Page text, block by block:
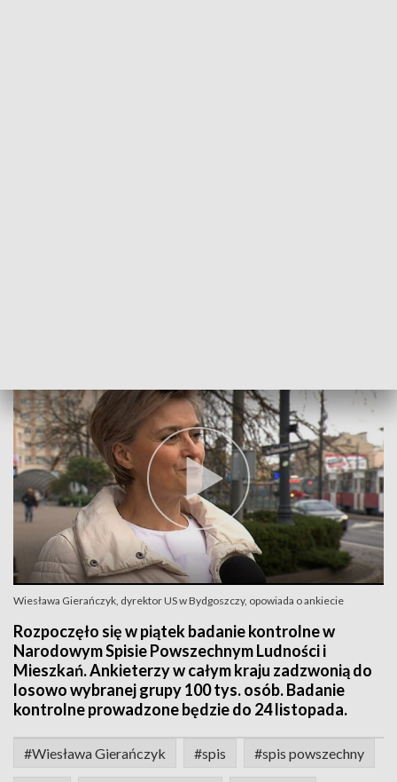
Wiesława Gierańczyk, dyrektor US w Bydgoszczy, opowiada o ankiecie
Rozpoczęło się w piątek badanie kontrolne w
Narodowym Spisie Powszechnym Ludności i
Mieszkań. Ankieterzy w całym kraju zadzwonią do
losowo wybranej grupy 100 tys. osób. Badanie
kontrolne prowadzone będzie do 24 listopada.
#Wiesława Gierańczyk #spis #spis powszechny